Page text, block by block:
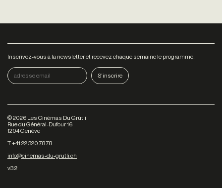
Inscrivez-vous à la newsletter et recevez chaque semaine le programme!
©2026 Les Cinémas Du Grütli
Rue du Général-Dufour 16
1204 Genève
T +41 22 320 78 78
info@cinemas-du-grutli.ch
v3.2